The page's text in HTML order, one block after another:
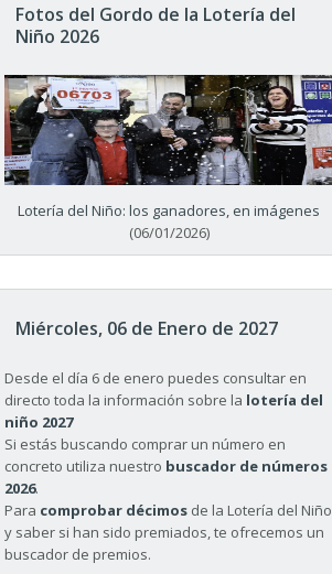
Fotos del Gordo de la Lotería del
Niño 2026
Lotería del Niño: los ganadores, en imágenes
(06/01/2026)
Miércoles, 06 de Enero de 2027
Desde el día 6 de enero puedes consultar en
directo toda la información sobre la lotería del
niño 2027
Si estás buscando comprar un número en
concreto utiliza nuestro buscador de números
2026.
Para comprobar décimos de la Lotería del Niño
y saber si han sido premiados, te ofrecemos un
buscador de premios.